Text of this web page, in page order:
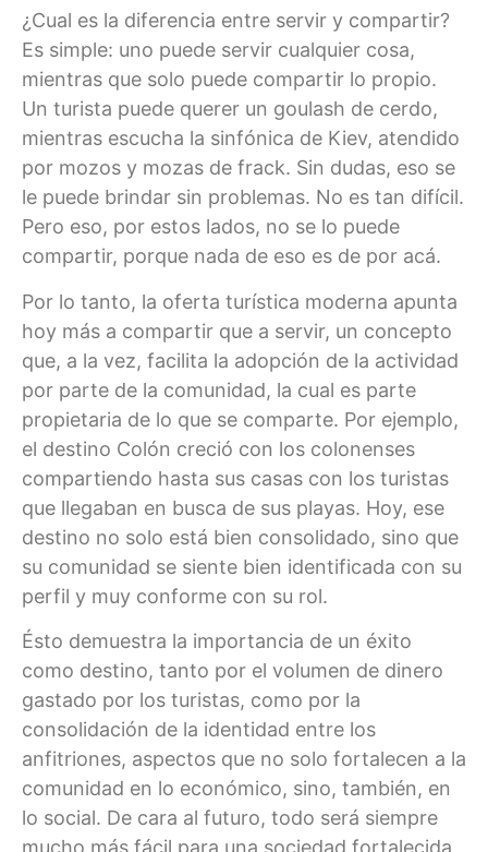
¿Cual es la diferencia entre servir y compartir?
Es simple: uno puede servir cualquier cosa,
mientras que solo puede compartir lo propio.
Un turista puede querer un goulash de cerdo,
mientras escucha la sinfónica de Kiev, atendido
por mozos y mozas de frack. Sin dudas, eso se
le puede brindar sin problemas. No es tan difícil.
Pero eso, por estos lados, no se lo puede
compartir, porque nada de eso es de por acá.
Por lo tanto, la oferta turística moderna apunta
hoy más a compartir que a servir, un concepto
que, a la vez, facilita la adopción de la actividad
por parte de la comunidad, la cual es parte
propietaria de lo que se comparte. Por ejemplo,
el destino Colón creció con los colonenses
compartiendo hasta sus casas con los turistas
que llegaban en busca de sus playas. Hoy, ese
destino no solo está bien consolidado, sino que
su comunidad se siente bien identificada con su
perfil y muy conforme con su rol.
Ésto demuestra la importancia de un éxito
como destino, tanto por el volumen de dinero
gastado por los turistas, como por la
consolidación de la identidad entre los
anfitriones, aspectos que no solo fortalecen a la
comunidad en lo económico, sino, también, en
lo social. De cara al futuro, todo será siempre
mucho más fácil para una sociedad fortalecida